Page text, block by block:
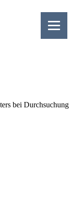
bei Durchsuchung